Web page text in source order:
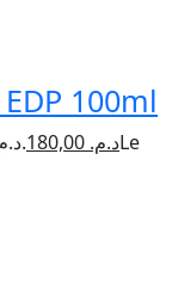
EDP 100ml
Le prix initial était : د.م. 250,00. د.م.Le